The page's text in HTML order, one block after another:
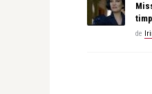
de